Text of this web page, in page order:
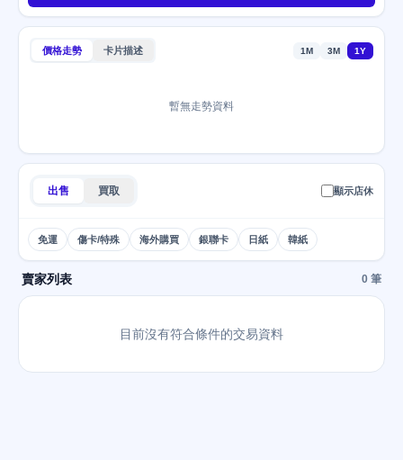
價格走勢 卡片描述 1M 3M 1Y
暫無走勢資料
出售 買取 顯示店休
免運 傷卡/特殊 海外購買 銀聯卡 日紙 韓紙
賣家列表 0 筆
目前沒有符合條件的交易資料